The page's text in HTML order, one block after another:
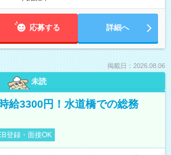
応募する 詳細へ
掲載日：2026.08.06
未読
給3300円！水道橋での総務
登録・面接OK